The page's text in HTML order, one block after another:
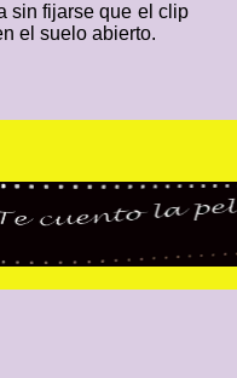
sin fijarse que el clip
el suelo abierto.